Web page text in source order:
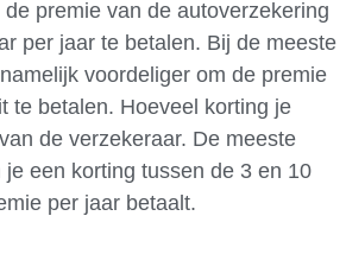
premie van de autoverzekering
per jaar te betalen. Bij de meeste
voordeliger om de premie
te betalen. Hoeveel korting je
de verzekeraar. De meeste
een korting tussen de 3 en 10
per jaar betaalt.